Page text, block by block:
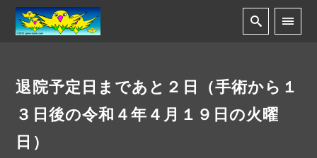
退院予定日まであと２日（手術から１
３日後の令和４年４月１９日の火曜
日）